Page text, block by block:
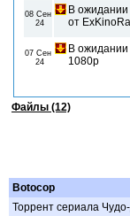
08 Сен
24
В ожидании
от
07 Сен
24
В ожидании
1080p
Файлы (12)
Botocop
Торрент сериала